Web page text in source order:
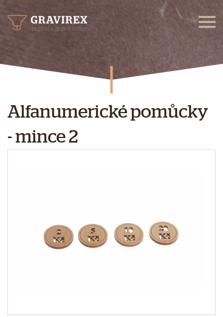
Alfanumerické pomůcky
- mince 2